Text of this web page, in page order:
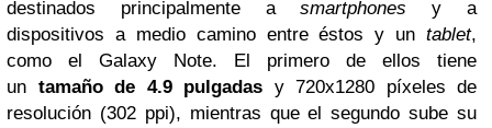
destinados principalmente asmartphonesy a
dispositivos a medio camino entre éstos y un tablet,
como el Galaxy Note. El primero de ellos tiene
un tamaño de 4.9 pulgadas y 720x1280 píxeles de
resolución (302 ppi), mientras que el segundo sube su